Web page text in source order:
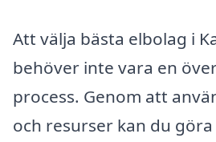
Att välja bästa elbolag i
behöver inte vara en
process. Genom att
och resurser kan du